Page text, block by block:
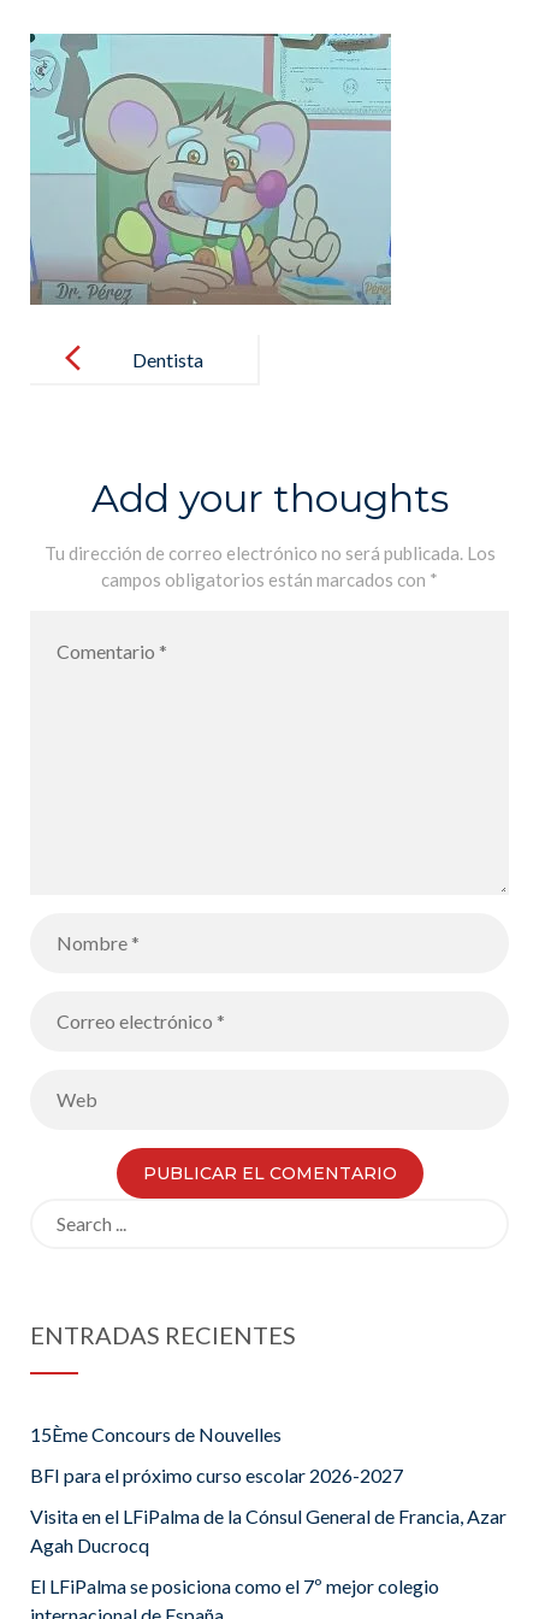
navigation
Dentista
Add your thoughts
Tu dirección de correo electrónico no será publicada. Los
campos obligatorios están marcados con *
ENTRADAS RECIENTES
15Ème Concours de Nouvelles
BFI para el próximo curso escolar 2026-2027
Visita en el LFiPalma de la Cónsul General de Francia, Azar
Agah Ducrocq
El LFiPalma se posiciona como el 7º mejor colegio